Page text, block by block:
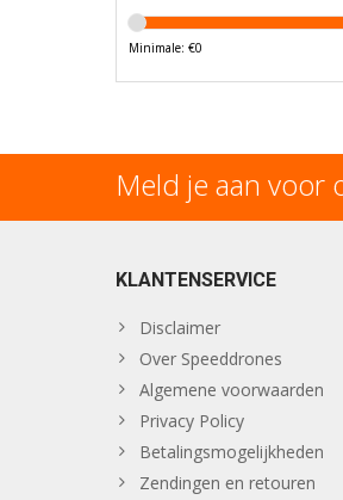
Minimale: €0
Meld je aan voor
KLANTENSERVICE
Disclaimer
Over Speeddrones
Algemene voorwaarden
Privacy Policy
Betalingsmogelijkheden
Zendingen en retouren